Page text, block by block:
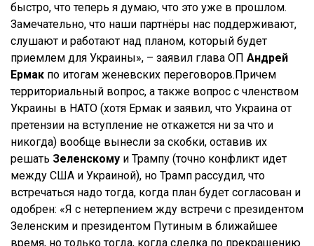
быстро, что теперь я думаю, что это уже в прошлом.
Замечательно, что наши партнёры нас поддерживают,
слушают и работают над планом, который будет
приемлем для Украины», – заявил глава ОП Андрей
Ермак по итогам женевских переговоров.Причем
территориальный вопрос, а также вопрос с членством
Украины в НАТО (хотя Ермак и заявил, что Украина от
претензии на вступление не откажется ни за что и
никогда) вообще вынесли за скобки, оставив их
решать Зеленскому и Трампу (точно конфликт идет
между США и Украиной), но Трамп рассудил, что
встречаться надо тогда, когда план будет согласован и
одобрен: «Я с нетерпением жду встречи с президентом
Зеленским и президентом Путиным в ближайшее
время, но только тогда, когда сделка по прекращению